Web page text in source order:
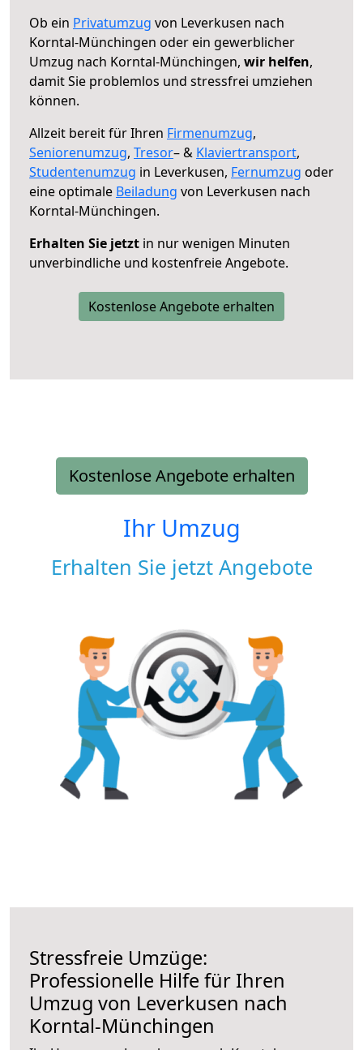
Ob ein Privatumzug von Leverkusen nach
Korntal-Münchingen oder ein gewerblicher
Umzug nach Korntal-Münchingen, wir helfen,
damit Sie problemlos und stressfrei umziehen
können.
Allzeit bereit für Ihren Firmenumzug,
Seniorenumzug, Tresor– & Klaviertransport,
Studentenumzug in Leverkusen, Fernumzug oder
eine optimale Beiladung von Leverkusen nach
Korntal-Münchingen.
Erhalten Sie jetzt in nur wenigen Minuten
unverbindliche und kostenfreie Angebote.
Kostenlose Angebote erhalten
Kostenlose Angebote erhalten
Ihr Umzug
Erhalten Sie jetzt Angebote
Stressfreie Umzüge:
Professionelle Hilfe für Ihren
Umzug von Leverkusen nach
Korntal-Münchingen